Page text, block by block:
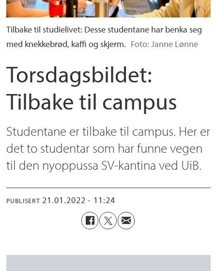
Tilbake til studielivet: Desse studentane har benka seg
med knekkebrød, kaffi og skjerm. Foto: Janne Lønne
Torsdagsbildet:
Tilbake til campus
Studentane er tilbake til campus. Her er
det to studentar som har funne vegen
til den nyoppussa SV-kantina ved UiB.
PUBLISERT 21.01.2022 - 11:24